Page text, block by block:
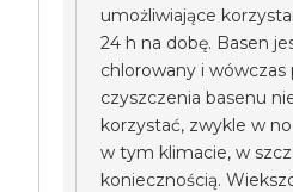
umożliwiające
24 h na dobę. Basen
chlorowany i wówczas
czyszczenia basenu
korzystać, zwykle w
w tym klimacie, w
koniecznością.